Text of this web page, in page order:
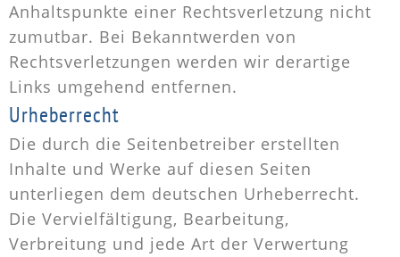
Anhaltspunkte einer Rechtsverletzung nicht
zumutbar. Bei Bekanntwerden von
Rechtsverletzungen werden wir derartige
Links umgehend entfernen.
Urheberrecht
Die durch die Seitenbetreiber erstellten
Inhalte und Werke auf diesen Seiten
unterliegen dem deutschen Urheberrecht.
Die Vervielfältigung, Bearbeitung,
Verbreitung und jede Art der Verwertung